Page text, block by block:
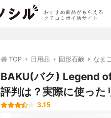
おすすめ商品がもらえる
クチコミポイ活サイト
TOP 日用品 固形石鹸 なま
BAKU(バク) Legend
評判は？実際に使っ
3.15